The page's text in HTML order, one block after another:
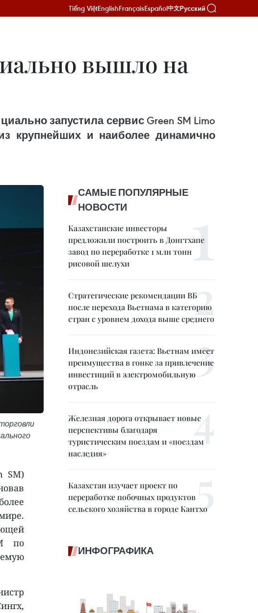
Tiếng ViệtEnglishFrançaisEspañol中文Русский
вышло на
запустила сервис Green SM Limo
крупнейших и наиболее динамично
SM)
по
САМЫЕ ПОПУЛЯРНЫЕ
НОВОСТИ
Казахстанские инвесторы
предложили построить в Донгтхапе
завод по переработке 1 млн тонн
рисовой шелухи
Стратегические рекомендации ВБ
после перехода Вьетнама в категорию
стран с уровнем дохода выше среднего
Индонезийская газета: Вьетнам имеет
преимущества в гонке за привлечение
инвестиций в электромобильную
отрасль
Железная дорога открывает новые
перспективы благодаря
туристическим поездам и «поездам
наследия»
Казахстан изучает проект по
переработке побочных продуктов
сельского хозяйства в городе Кантхо
ИНФОГРАФИКА